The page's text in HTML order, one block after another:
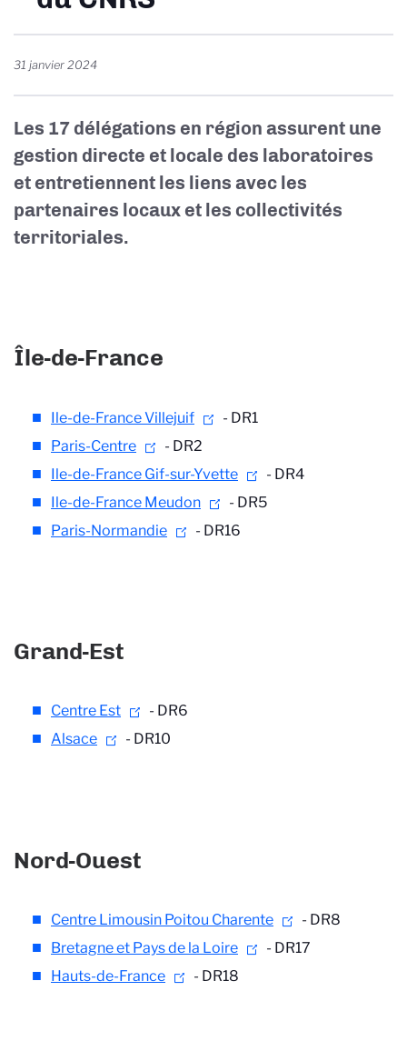
31 janvier 2024
Les 17 délégations en région assurent une
gestion directe et locale des laboratoires
et entretiennent les liens avec les
partenaires locaux et les collectivités
territoriales.
Île-de-France
Ile-de-France Villejuif
- DR1
Paris-Centre
- DR2
Ile-de-France Gif-sur-Yvette
- DR4
Ile-de-France Meudon
- DR5
Paris-Normandie
- DR16
Grand-Est
Centre Est
- DR6
Alsace
- DR10
Nord-Ouest
Centre Limousin Poitou Charente
- DR8
Bretagne et Pays de la Loire
- DR17
Hauts-de-France
- DR18